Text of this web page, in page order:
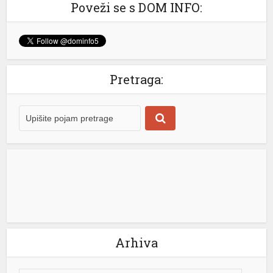
Poveži se s DOM INFO:
Pretraga:
Arhiva